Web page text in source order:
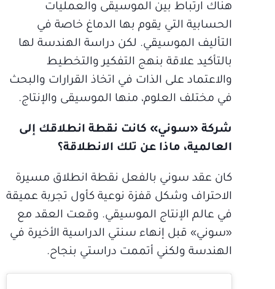
هناك ارتباط بين الموسيقى والعمليات
الحسابية التي يقوم بها الدماغ خاصة في
التأليف الموسيقي. لكن دراسة الهندسة لها
بالتأكيد علاقة بنهج التفكير والتخطيط
والاعتماد على الذات في اتخاذ القرارات والبحث
في مختلف العلوم، منها الموسيقى والإنتاج.
شركة «سوني» كانت نقطة انطلاقك إلى
العالمية، ماذا عن تلك الانطلاقة؟
كان عقد سوني بالفعل نقطة انطلاق مسيرة
الاحتراف وشكل قفزة نوعية كأول تجربة عميقة
في عالم الإنتاج الموسيقي. وقعت العقد مع
«سوني» قبل إنهاء سنتي الدراسية الأخيرة في
الهندسة ولكني أتممت دراستي بنجاح.